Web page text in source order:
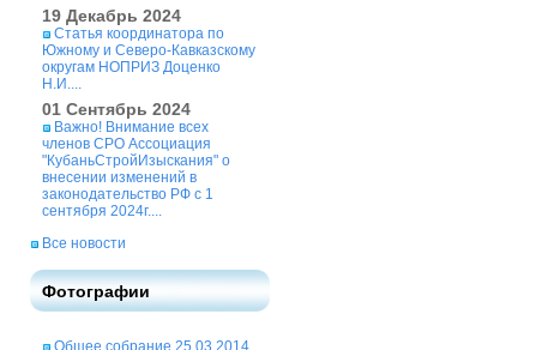
19 Декабрь 2024
Статья координатора по
Южному и Северо-Кавказскому
округам НОПРИЗ Доценко
Н.И....
01 Сентябрь 2024
Важно! Внимание всех
членов СРО Ассоциация
"КубаньСтройИзыскания" о
внесении изменений в
законодательство РФ с 1
сентября 2024г....
Все новости
Фотографии
Общее собрание 25.03.2014